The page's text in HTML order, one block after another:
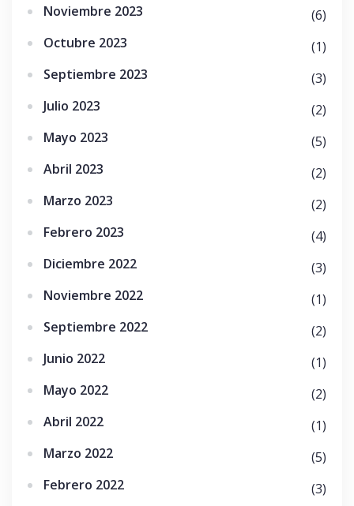
Noviembre 2023
(6)
Octubre 2023
(1)
Septiembre 2023
(3)
Julio 2023
(2)
Mayo 2023
(5)
Abril 2023
(2)
Marzo 2023
(2)
Febrero 2023
(4)
Diciembre 2022
(3)
Noviembre 2022
(1)
Septiembre 2022
(2)
Junio 2022
(1)
Mayo 2022
(2)
Abril 2022
(1)
Marzo 2022
(5)
Febrero 2022
(3)